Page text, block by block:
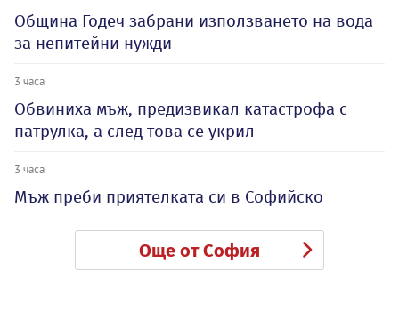
Община Годеч забрани използването на вода
за непитейни нужди
3 часа
Обвиниха мъж, предизвикал катастрофа с
патрулка, а след това се укрил
3 часа
Мъж преби приятелката си в Софийско
Още от София